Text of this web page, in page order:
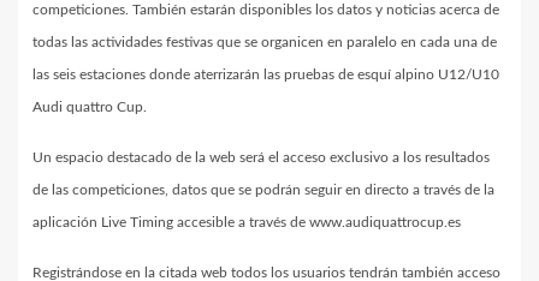
competiciones. También estarán disponibles los datos y noticias acerca de
todas las actividades festivas que se organicen en paralelo en cada una de
las seis estaciones donde aterrizarán las pruebas de esquí alpino U12/U10
Audi quattro Cup.
Un espacio destacado de la web será el acceso exclusivo a los resultados
de las competiciones, datos que se podrán seguir en directo a través de la
aplicación Live Timing accesible a través de www.audiquattrocup.es
Registrándose en la citada web todos los usuarios tendrán también acceso